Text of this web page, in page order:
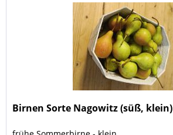
Birnen Sorte Nagowitz (süß, klein)